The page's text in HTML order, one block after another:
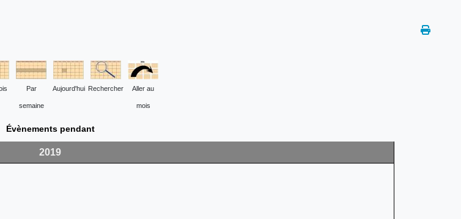
Par
semaine
Aujourd'hui Rechercher Aller au
mois
Évènements pendant
2019